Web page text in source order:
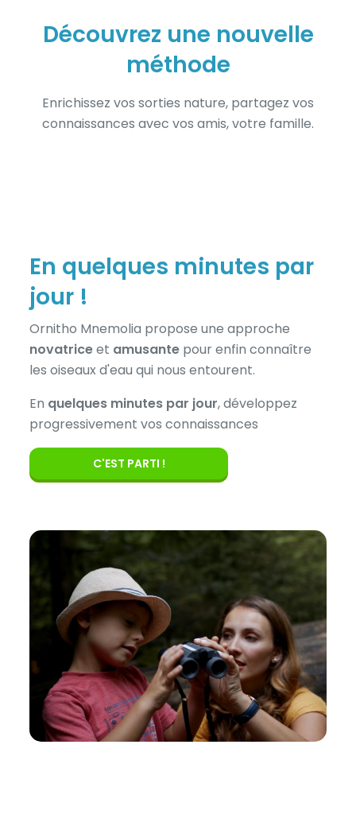
Découvrez une nouvelle
méthode
Enrichissez vos sorties nature, partagez vos
connaissances avec vos amis, votre famille.
En quelques minutes par
jour !
Ornitho Mnemolia propose une approche
novatriceet amusante pour enfin connaître
les oiseaux d'eau qui nous entourent.
En quelques minutes par jour, développez
progressivement vos connaissances
C'EST PARTI !